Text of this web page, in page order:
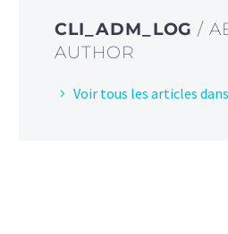
CLI_ADM_LOG/
AUTHOR
Voir tous les articles